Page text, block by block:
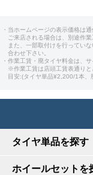
・当ホームページの表示価格は
ご来店される場合は、別途作
また、一部取付けを行ってい
合わせ下さい。
・作業工賃・廃タイヤ料金は、
※作業工賃は店頭工賃表通りと
目安:(タイヤ単品¥2,200/1本、
タイヤ単品を探す
ホイールセットを